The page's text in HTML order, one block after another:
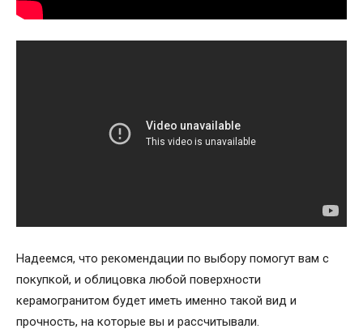
Надеемся, что рекомендации по выбору помогут вам с
покупкой, и облицовка любой поверхности
керамогранитом будет иметь именно такой вид и
прочность, на которые вы и рассчитывали.